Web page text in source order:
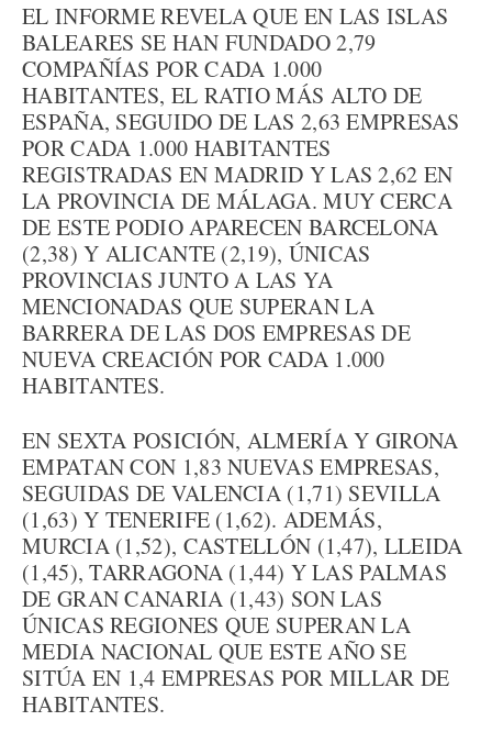
EL INFORME REVELA QUE EN LAS ISLAS
BALEARES SE HAN FUNDADO 2,79
COMPAÑÍAS POR CADA 1.000
HABITANTES, EL RATIO MÁS ALTO DE
ESPAÑA, SEGUIDO DE LAS 2,63 EMPRESAS
POR CADA 1.000 HABITANTES
REGISTRADAS EN MADRID Y LAS 2,62 EN
LA PROVINCIA DE MÁLAGA. MUY CERCA
DE ESTE PODIO APARECEN BARCELONA
(2,38) Y ALICANTE (2,19), ÚNICAS
PROVINCIAS JUNTO A LAS YA
MENCIONADAS QUE SUPERAN LA
BARRERA DE LAS DOS EMPRESAS DE
NUEVA CREACIÓN POR CADA 1.000
HABITANTES.
EN SEXTA POSICIÓN, ALMERÍA Y GIRONA
EMPATAN CON 1,83 NUEVAS EMPRESAS,
SEGUIDAS DE VALENCIA (1,71) SEVILLA
(1,63) Y TENERIFE (1,62). ADEMÁS,
MURCIA (1,52), CASTELLÓN (1,47), LLEIDA
(1,45), TARRAGONA (1,44) Y LAS PALMAS
DE GRAN CANARIA (1,43) SON LAS
ÚNICAS REGIONES QUE SUPERAN LA
MEDIA NACIONAL QUE ESTE AÑO SE
SITÚA EN 1,4 EMPRESAS POR MILLAR DE
HABITANTES.